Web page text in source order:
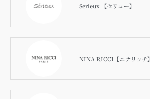
Serieux 【セリュー】
NINA RICCI【ニナリッチ】